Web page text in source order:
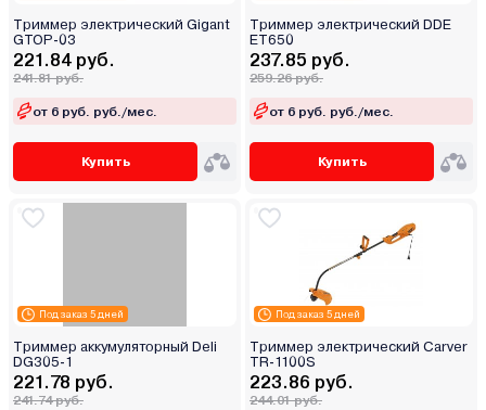
Триммер электрический Gigant
GTOP-03
221.84 руб.
241.81 руб.
от 6 руб. руб./мес.
Купить
Триммер электрический DDE
ET650
237.85 руб.
259.26 руб.
от 6 руб. руб./мес.
Купить
Под заказ 5 дней
Триммер аккумуляторный Deli
DG305-1
221.78 руб.
241.74 руб.
Под заказ 5 дней
Триммер электрический Carver
TR-1100S
223.86 руб.
244.01 руб.